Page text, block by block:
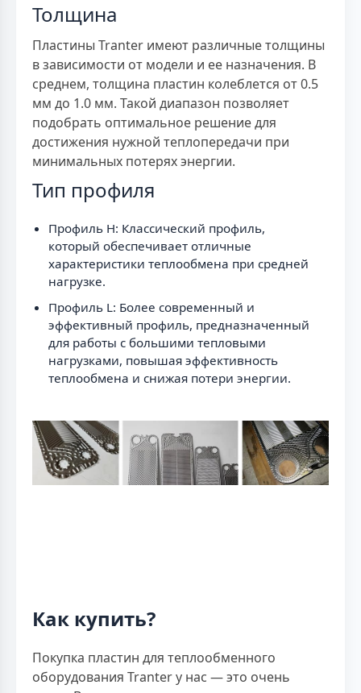
Толщина
Пластины Tranter имеют различные толщины
в зависимости от модели и ее назначения. В
среднем, толщина пластин колеблется от 0.5
мм до 1.0 мм. Такой диапазон позволяет
подобрать оптимальное решение для
достижения нужной теплопередачи при
минимальных потерях энергии.
Тип профиля
Профиль H: Классический профиль,
который обеспечивает отличные
характеристики теплообмена при средней
нагрузке.
Профиль L: Более современный и
эффективный профиль, предназначенный
для работы с большими тепловыми
нагрузками, повышая эффективность
теплообмена и снижая потери энергии.
Как купить?
Покупка пластин для теплообменного
оборудования Tranter у нас — это очень